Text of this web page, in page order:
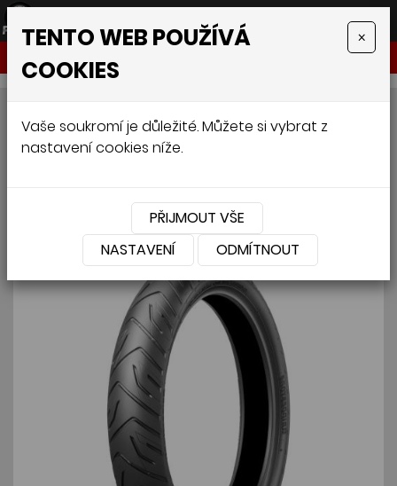
BRIDGESTONE A41 F 90/90
R21 54H
TENTO WEB POUŽÍVÁ
COOKIES
×
Vaše soukromí je důležité. Můžete si vybrat z
nastavení cookies níže.
PŘIJMOUT VŠE
NASTAVENÍ
ODMÍTNOUT